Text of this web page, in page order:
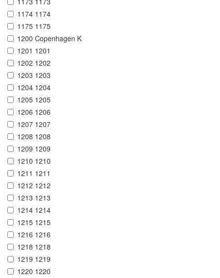
1174 1174
1175 1175
1200 Copenhagen K
1201 1201
1202 1202
1203 1203
1204 1204
1205 1205
1206 1206
1207 1207
1208 1208
1209 1209
1210 1210
1211 1211
1212 1212
1213 1213
1214 1214
1215 1215
1216 1216
1218 1218
1219 1219
1220 1220